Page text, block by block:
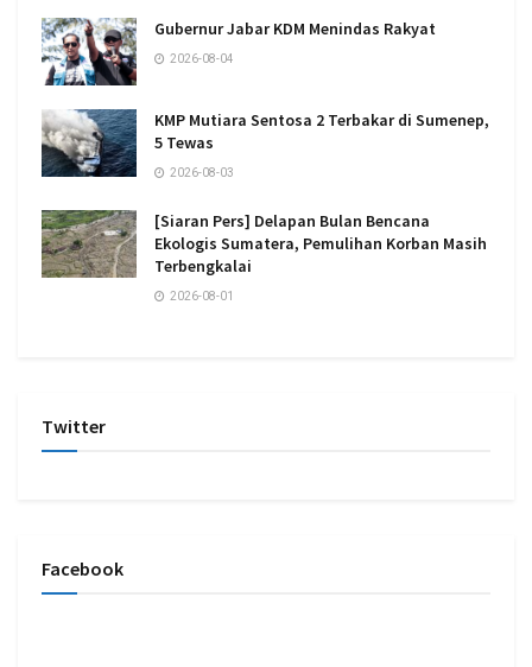
Gubernur Jabar KDM Menindas Rakyat
2026-08-04
KMP Mutiara Sentosa 2 Terbakar di Sumenep,
5 Tewas
2026-08-03
[Siaran Pers] Delapan Bulan Bencana
Ekologis Sumatera, Pemulihan Korban Masih
Terbengkalai
2026-08-01
Twitter
Facebook